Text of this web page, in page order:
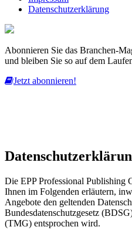
Datenschutzerklärung
Abonnieren Sie das Branchen-
und bleiben Sie so auf dem
Jetzt abonnieren!
Die EPP Professional Publishing
Ihnen im Folgenden erläutern,
Angebote den geltenden
Bundesdatenschutzgesetz
(TMG) entsprochen wird.